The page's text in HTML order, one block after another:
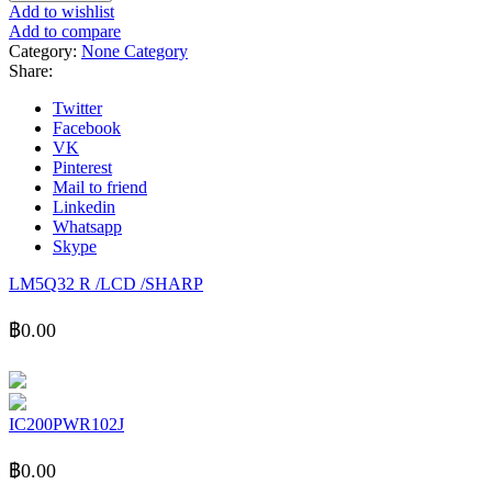
Add to wishlist
Add to compare
Category: None Category
Share:
Twitter
Facebook
VK
Pinterest
Mail to friend
Linkedin
Whatsapp
Skype
LM5Q32 R /LCD /SHARP
฿0.00
IC200PWR102J
฿0.00